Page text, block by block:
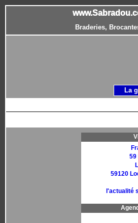
Braderies,
59
59120
l'actualité
La